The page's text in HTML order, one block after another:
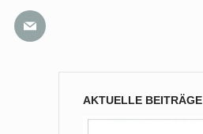
AKTUELLE BEITRÄGE